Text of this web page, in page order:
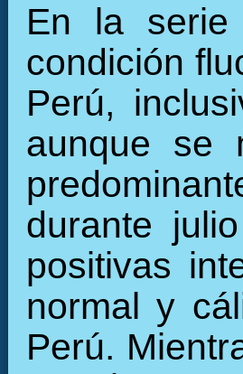
En la serie
condición
Perú,
aunque se
durante
positivas
normal y
Perú.